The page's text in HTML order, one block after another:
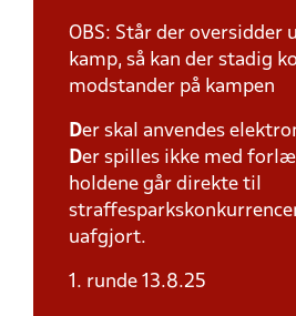
OBS: Står der oversidder
kamp, så kan der stadig
modstander på kampen
Der skal anvendes
Der spilles ikke med
holdene går direkte til
uafgjort.
1. runde 13.8.25